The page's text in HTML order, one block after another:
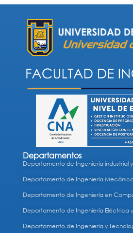
Departamentos
Departamento de Ingeniería industrial
Departamento de Ingeniería
Departamento de Ingeniería en
Departamento de Ingeniería Eléctrica
Departamento de Ingeniería y